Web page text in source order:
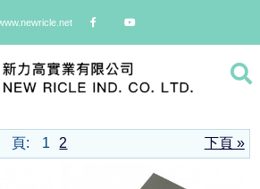
文件夾/ 名片薄
下頁 »
頁: 1 2